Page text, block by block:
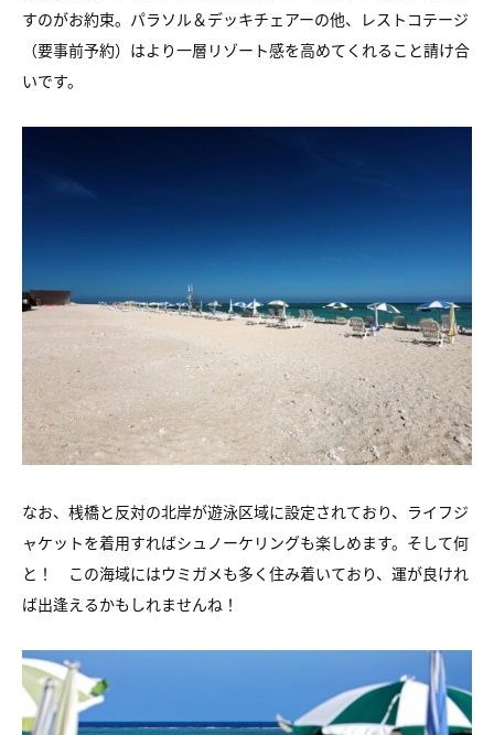
すのがお約束。パラソル＆デッキチェアーの他、レストコテージ
（要事前予約）はより一層リゾート感を高めてくれること請け合
いです。
なお、桟橋と反対の北岸が遊泳区域に設定されており、ライフジ
ャケットを着用すればシュノーケリングも楽しめます。そして何
と！ この海域にはウミガメも多く住み着いており、運が良けれ
ば出逢えるかもしれませんね！